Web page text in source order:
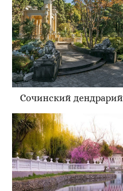
Сочинский дендрарий